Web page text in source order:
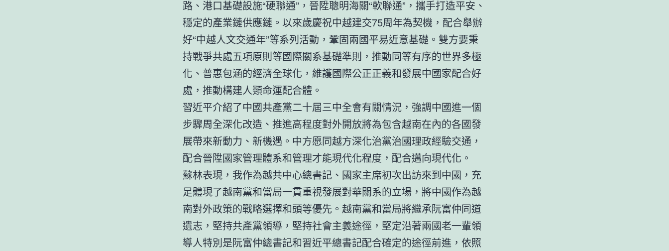
路、港口基礎設施“硬聯通”，晉陞聰明海關“軟聯通”，攜手打造平安、
穩定的產業鏈供應鏈。以來歲慶祝中越建交75周年為契機，配合舉辦
好“中越人文交通年”等系列活動，鞏固兩國平易近意基礎。雙方要秉
持戰爭共處五項原則等國際關系基礎準則，推動同等有序的世界多極
化、普惠包涵的經濟全球化，維護國際公正正義和發展中國家配合好
處，推動構建人類命運配合體。
習近平介紹了中國共產黨二十屆三中全會有關情況，強調中國進一個
步驟周全深化改造、推進高程度對外開放將為包含越南在內的各國發
展帶來新動力、新機遇。中方愿同越方深化治黨治國理政經驗交通，
配合晉陞國家管理體系和管理才能現代化程度，配合邁向現代化。
蘇林表現，我作為越共中心總書記、國家主席初次出訪來到中國，充
足體現了越南黨和當局一貫重視發展對華關系的立場，將中國作為越
南對外政策的戰略選擇和頭等優先。越南黨和當局將繼承阮富仲同道
遺志，堅持共產黨領導，堅持社會主義途徑，堅定沿著兩國老一輩領
導人特別是阮富仲總書記和習近平總書記配合確定的途徑前進，依照